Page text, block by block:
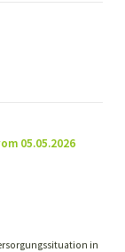
05.05.2026
in